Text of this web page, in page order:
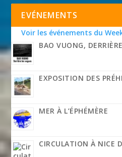
EVÉNEMENTS
Voir les événements du
BAO VUONG,
EXPOSITION DES
MER À L’ÉPHÉMÈRE
CIRCULATION À NICE